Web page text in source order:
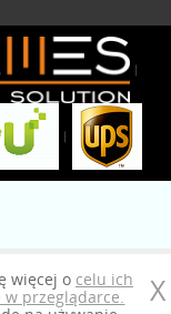
|
|
X
więcej o celu ich
przeglądarce.